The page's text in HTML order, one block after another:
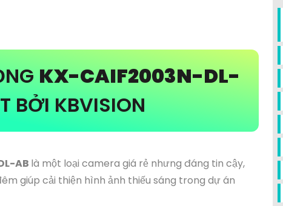
KX-CAIF2003N-DL-
BỞI KBVISION
AB là một loại camera giá rẻ nhưng đáng tin cậy,
giúp cải thiện hình ảnh thiếu sáng trong dự án